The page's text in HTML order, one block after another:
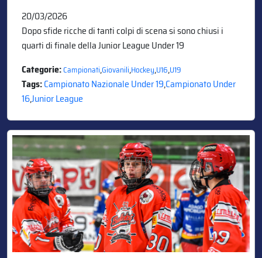
20/03/2026
Dopo sfide ricche di tanti colpi di scena si sono chiusi i
quarti di finale della Junior League Under 19
Categorie:Campionati,Giovanili,Hockey,U16,U19
Tags:Campionato Nazionale Under 19,Campionato Under
16,Junior League